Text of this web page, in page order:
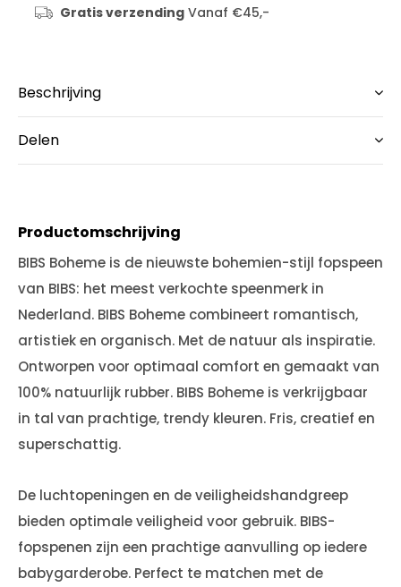
Gratis verzendingVanaf €45,-
Beschrijving
Delen
Productomschrijving
BIBS Boheme is de nieuwste bohemien-stijl fopspeen
van BIBS: het meest verkochte speenmerk in
Nederland. BIBS Boheme combineert romantisch,
artistiek en organisch. Met de natuur als inspiratie.
Ontworpen voor optimaal comfort en gemaakt van
100% natuurlijk rubber. BIBS Boheme is verkrijgbaar
in tal van prachtige, trendy kleuren. Fris, creatief en
superschattig.
De luchtopeningen en de veiligheidshandgreep
bieden optimale veiligheid voor gebruik. BIBS-
fopspenen zijn een prachtige aanvulling op iedere
babygarderobe. Perfect te matchen met de